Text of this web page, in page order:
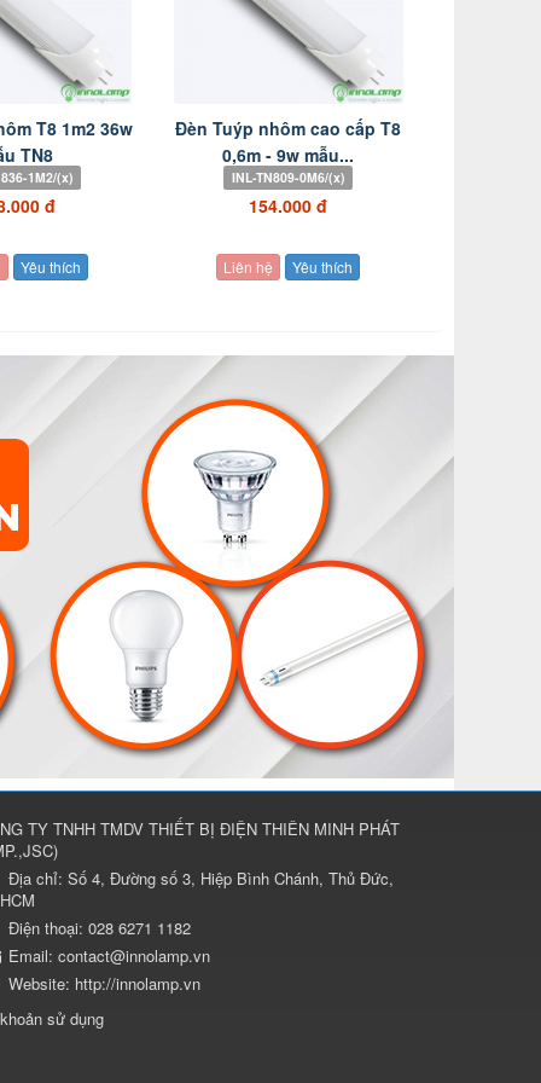
T8 1m2 36w
TN8
1M2/(x)
đ
Yêu thích
Đèn Tuýp nhôm cao cấp T8
0,6m - 9w mẫu...
INL-TN809-0M6/(x)
154.000 đ
Liên hệ Yêu thích
TY TNHH TMDV THIẾT BỊ ĐIỆN THIÊN MINH PHÁT
)
Địa chỉ: Số 4, Đường số 3, Hiệp Bình Chánh, Thủ Đức,
Điện thoại: 028 6271 1182
Email: contact@innolamp.vn
Website: http://innolamp.vn
sử dụng